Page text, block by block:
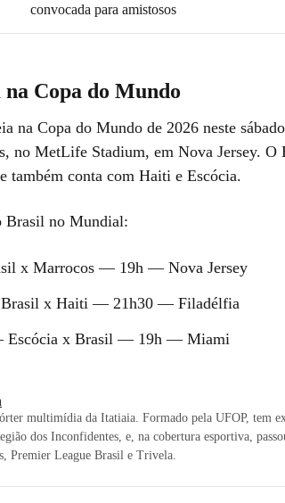
convocada para amistosos
Copa do Mundo
na Copa do Mundo de 2026 neste
no MetLife Stadium, em Nova Jersey. O
também conta com Haiti e Escócia.
Brasil no Mundial:
x Marrocos — 19h — Nova Jersey
x Haiti — 21h30 — Filadélfia
Escócia x Brasil — 19h — Miami
multimídia da Itatiaia. Formado pela UFOP, tem
dos Inconfidentes, e, na cobertura esportiva,
Premier League Brasil e Trivela.